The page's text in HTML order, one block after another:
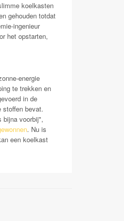
koelkasten
gehouden totdat
ingenieur
het opstarten,
energie
te trekken en
in de
stoffen bevat.
bijna voorbij",
. Nu is
een koelkast